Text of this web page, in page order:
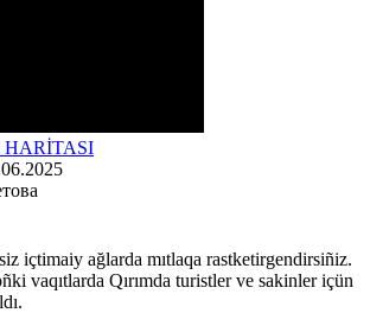
HARİTASI
içtimaiy ağlarda mıtlaqa rastketirgendirsiñiz.
vaqıtlarda Qırımda turistler ve sakinler içün